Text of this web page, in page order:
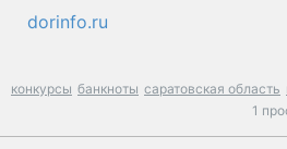
dorinfo.ru
конкурсы банкноты саратовская область
1